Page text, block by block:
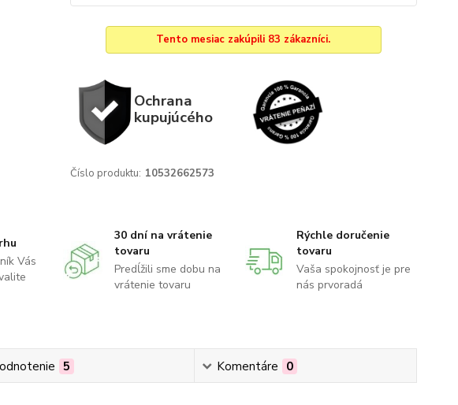
Tento mesiac zakúpili 83 zákazníci.
Ochrana
kupujúcého
Číslo produktu: 10532662573
Vás
30 dní na vrátenie
tovaru
Predĺžili sme dobu na
vrátenie tovaru
Rýchle doručenie
tovaru
Vaša spokojnosť je pre
nás prvoradá
5 Komentáre 0